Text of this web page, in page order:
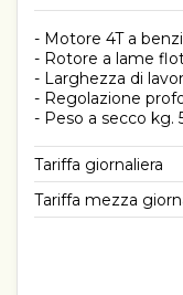
- Motore 4T a
- Rotore a lame
- Larghezza di
- Regolazione
- Peso a secco kg.
Tariffa giornaliera
Tariffa mezza